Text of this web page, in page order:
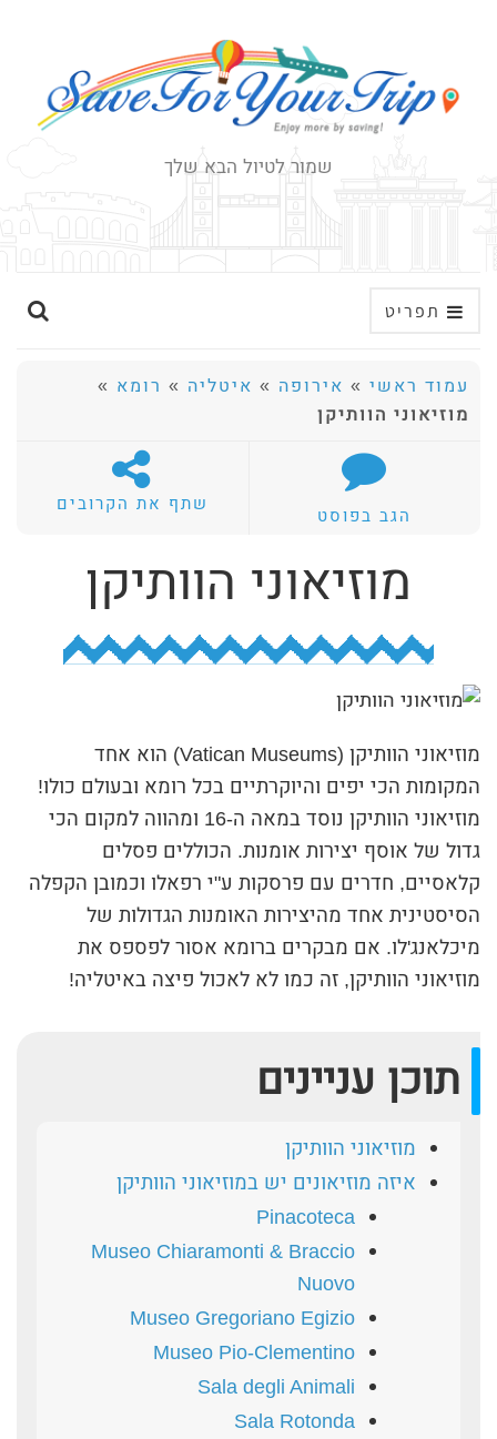
שמור לטיול הבא שלך
תפריט
ה
עמוד ראשי » אירופה » איטליה » רומא »
מוזיאוני הוותיקן
הגב בפוסט שתף את הקרובים
מוזיאוני הוותיקן
מוזיאוני הוותיקן (Vatican Museums) הוא אחד
המקומות הכי יפים והיוקרתיים בכל רומא ובעולם כולו!
מוזיאוני הוותיקן נוסד במאה ה-16 ומהווה למקום הכי
גדול של אוסף יצירות אומנות. הכוללים פסלים
קלאסיים, חדרים עם פרסקות ע"י רפאלו וכמובן הקפלה
הסיסטינית אחד מהיצירות האומנות הגדולות של
מיכלאנג'לו. אם מבקרים ברומא אסור לפספס את
מוזיאוני הוותיקן, זה כמו לא לאכול פיצה באיטליה!
תוכן עניינים
מוזיאוני הוותיקן
איזה מוזיאונים יש במוזיאוני הוותיקן
Pinacoteca
Museo Chiaramonti & Braccio
Nuovo
Museo Gregoriano Egizio
Museo Pio-Clementino
Sala degli Animali
Sala Rotonda